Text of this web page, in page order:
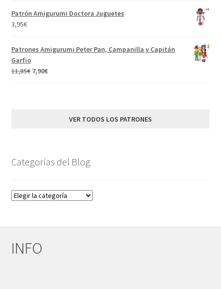
Patrón Amigurumi Doctora Juguetes
3,95€
Patrones Amigurumi Peter Pan, Campanilla y Capitán
Garfio
11,85€ El
7,90€El
VER TODOS LOS PATRONES
Categorías del Blog
Categorías
INFO